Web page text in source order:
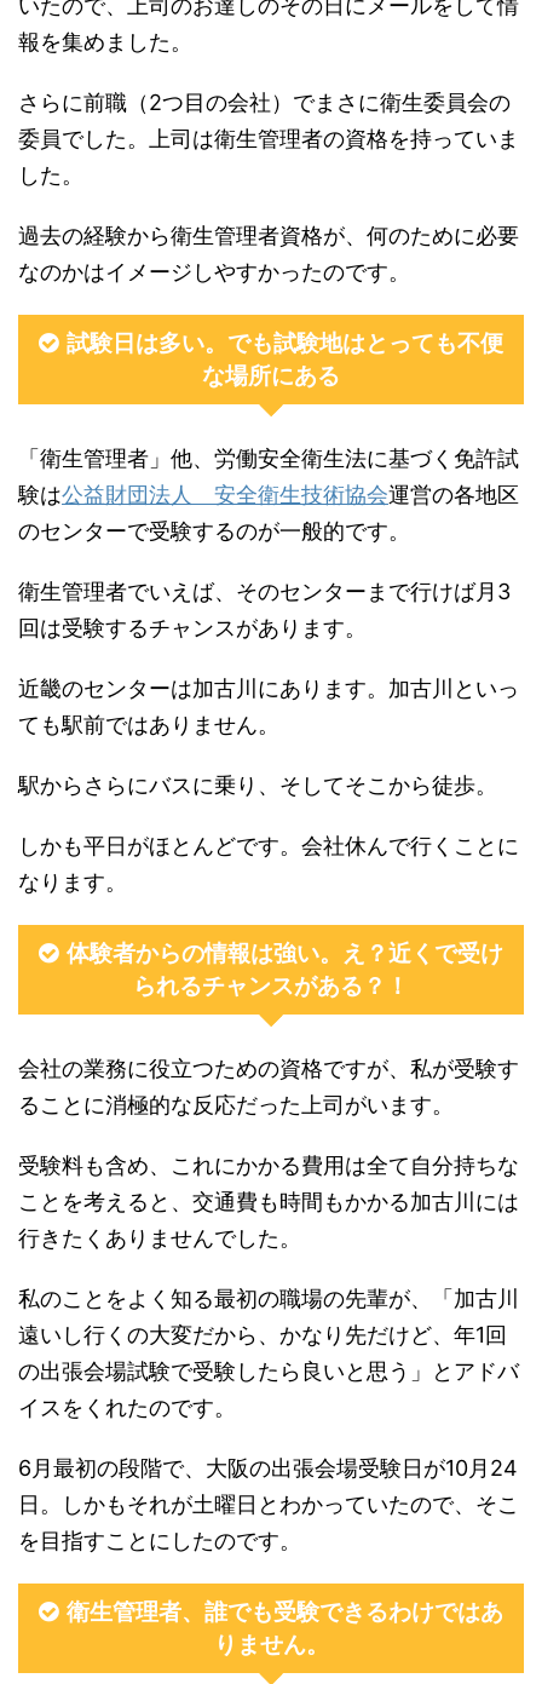
報を集めました。
さらに前職（2つ目の会社）でまさに衛生委員会の
委員でした。上司は衛生管理者の資格を持っていま
した。
過去の経験から衛生管理者資格が、何のために必要
なのかはイメージしやすかったのです。
試験日は多い。でも試験地はとっても不便
な場所にある
「衛生管理者」他、労働安全衛生法に基づく免許試
験は公益財団法人 安全衛生技術協会運営の各地区
のセンターで受験するのが一般的です。
衛生管理者でいえば、そのセンターまで行けば月3
回は受験するチャンスがあります。
近畿のセンターは加古川にあります。加古川といっ
ても駅前ではありません。
駅からさらにバスに乗り、そしてそこから徒歩。
しかも平日がほとんどです。会社休んで行くことに
なります。
体験者からの情報は強い。え？近くで受け
られるチャンスがある？！
会社の業務に役立つための資格ですが、私が受験す
ることに消極的な反応だった上司がいます。
受験料も含め、これにかかる費用は全て自分持ちな
ことを考えると、交通費も時間もかかる加古川には
行きたくありませんでした。
私のことをよく知る最初の職場の先輩が、「加古川
遠いし行くの大変だから、かなり先だけど、年1回
の出張会場試験で受験したら良いと思う」とアドバ
イスをくれたのです。
6月最初の段階で、大阪の出張会場受験日が10月24
日。しかもそれが土曜日とわかっていたので、そこ
を目指すことにしたのです。
衛生管理者、誰でも受験できるわけではあ
りません。